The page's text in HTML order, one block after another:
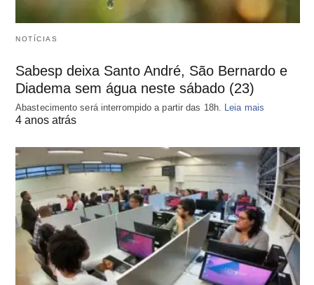
NOTÍCIAS
Sabesp deixa Santo André, São Bernardo e
Diadema sem água neste sábado (23)
Abastecimento será interrompido a partir das 18h. Leia mais
4 anos atrás